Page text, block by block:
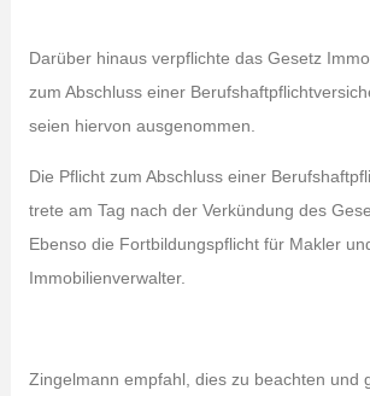
Darüber hinaus verpflichte das Gesetz
zum Abschluss einer
seien hiervon ausgenommen.
Die Pflicht zum Abschluss einer
trete am Tag nach der Verkündung des
Ebenso die Fortbildungspflicht für Makler
Immobilienverwalter.
Zingelmann empfahl, dies zu beachten und